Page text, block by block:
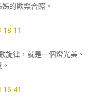
的歡樂合照。
旋律，就是一個燈光美、